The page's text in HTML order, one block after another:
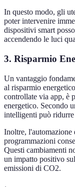
In questo modo, gli
poter intervenire
dispositivi smart
accendendo le luci
3. Risparmio
Un vantaggio
al risparmio
controllate via app, è
energetico. Secondo
intelligenti può
Inoltre, l'automazione
programmazioni
Questi cambiamenti
un impatto positivo
emissioni di CO2.